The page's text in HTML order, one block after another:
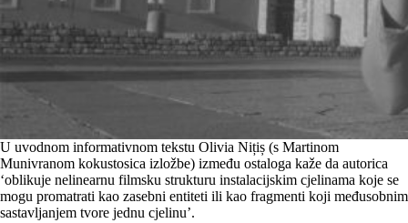
U uvodnom informativnom tekstu Olivia Nițiș (s Martinom
Munivranom kokustosica izložbe) između ostaloga kaže da autorica
‘oblikuje nelinearnu filmsku strukturu instalacijskim cjelinama koje se
mogu promatrati kao zasebni entiteti ili kao fragmenti koji međusobnim
sastavljanjem tvore jednu cjelinu’.